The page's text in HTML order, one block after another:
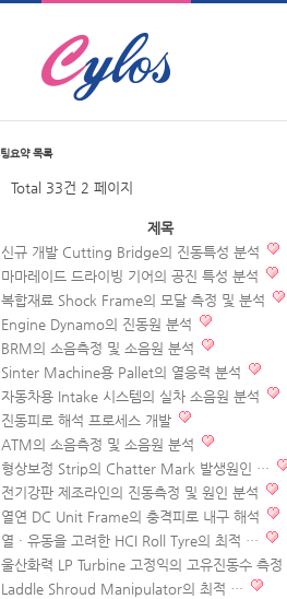
팅요약목록
Total 33건 2 페이지
제목
신규 개발 Cutting Bridge의 진동특성 분석
마마레이드 드라이빙 기어의 공진 특성 분석
복합재료 Shock Frame의 모달 측정 및 분석
Engine Dynamo의 진동원 분석
BRM의 소음측정 및 소음원 분석
Sinter Machine용 Pallet의 열응력 분석
자동차용 Intake 시스템의 실차 소음원 분석
진동피로 해석 프로세스 개발
ATM의 소음측정 및 소음원 분석
형상보정 Strip의 Chatter Mark 발생원인 …
전기강판 제조라인의 진동측정 및 원인 분석
열연 DC Unit Frame의 충격피로 내구 해석
열 · 유동을 고려한 HCI Roll Tyre의 최적 …
울산화력 LP Turbine 고정익의 고유진동수 측
Laddle Shroud Manipulator의 최적 …